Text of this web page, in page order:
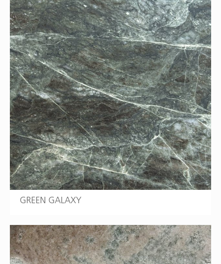
GREEN GALAXY